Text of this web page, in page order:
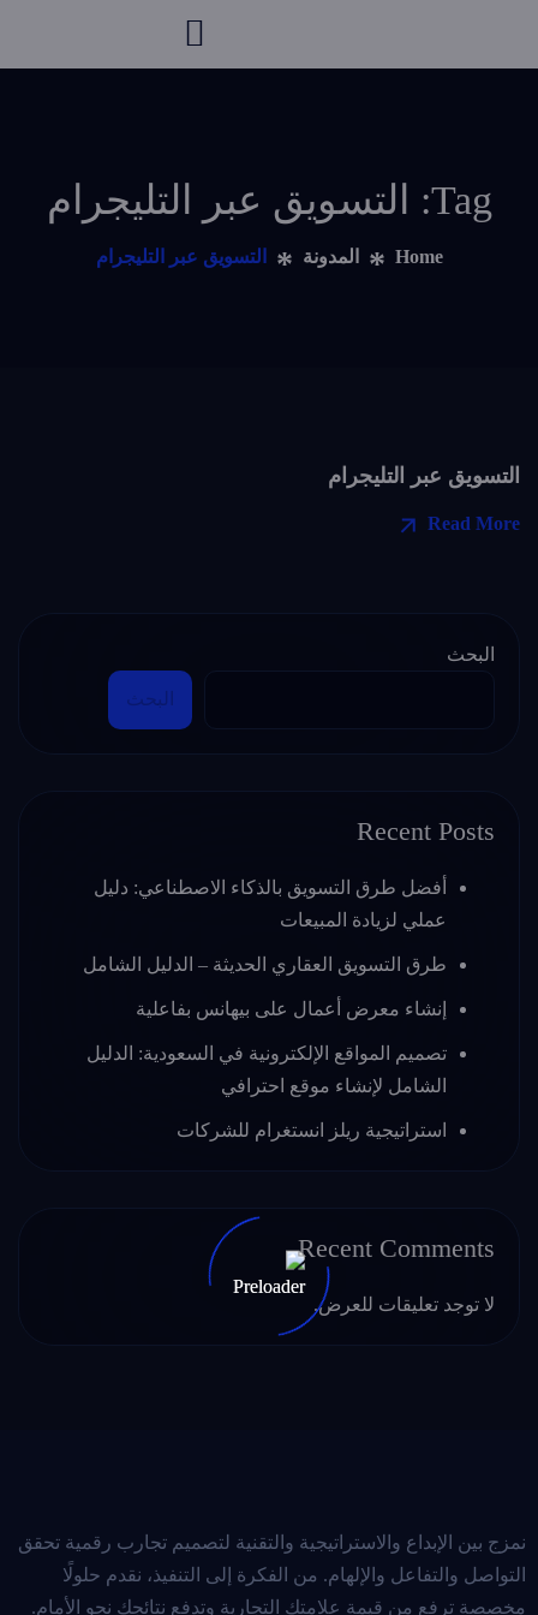
Tag: التسويق عبر التليجرام
Home المدونة التسويق عبر التليجرام
التسويق عبر التليجرام
Read More
البحث
البحث
Recent Posts
أفضل طرق التسويق بالذكاء الاصطناعي: دليل
عملي لزيادة المبيعات
طرق التسويق العقاري الحديثة – الدليل الشامل
إنشاء معرض أعمال على بيهانس بفاعلية
تصميم المواقع الإلكترونية في السعودية: الدليل
الشامل لإنشاء موقع احترافي
استراتيجية ريلز انستغرام للشركات
Recent Comments
لا توجد تعليقات للعرض.
نمزج بين الإبداع والاستراتيجية والتقنية لتصميم تجارب رقمية تحقق
التواصل والتفاعل والإلهام. من الفكرة إلى التنفيذ، نقدم حلولًا
مخصصة ترفع من قيمة علامتك التجارية وتدفع نتائجك نحو الأمام.